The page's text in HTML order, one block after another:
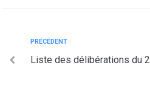
PRÉCÉDENT
Liste des délibérations du